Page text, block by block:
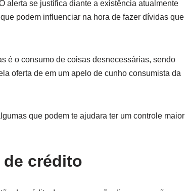
alerta se justifica diante a existência atualmente
podem influenciar na hora de fazer dívidas que
é o consumo de coisas desnecessárias, sendo
oferta de em um apelo de cunho consumista da
que podem te ajudara ter um controle maior
crédito